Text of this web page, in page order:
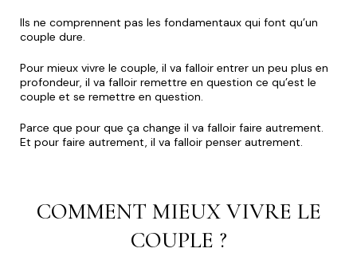
Ils ne comprennent pas les fondamentaux qui font qu’un
couple dure.
Pour mieux vivre le couple, il va falloir entrer un peu plus en
profondeur, il va falloir remettre en question ce qu’est le
couple et se remettre en question.
Parce que pour que ça change il va falloir faire autrement.
Et pour faire autrement, il va falloir penser autrement.
COMMENT MIEUX VIVRE LE
COUPLE ?